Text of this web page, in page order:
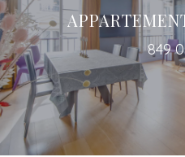
849